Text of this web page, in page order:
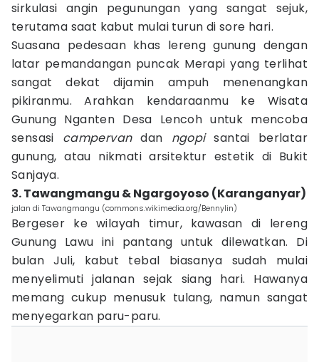
sirkulasi angin pegunungan yang sangat sejuk,
terutama saat kabut mulai turun di sore hari.
Suasana pedesaan khas lereng gunung dengan
latar pemandangan puncak Merapi yang terlihat
sangat dekat dijamin ampuh menenangkan
pikiranmu. Arahkan kendaraanmu ke Wisata
Gunung Nganten Desa Lencoh untuk mencoba
sensasi campervandan ngopisantai berlatar
gunung, atau nikmati arsitektur estetik di Bukit
Sanjaya.
3. Tawangmangu & Ngargoyoso (Karanganyar)
jalan di Tawangmangu (commons.wikimedia.org/Bennylin)
Bergeser ke wilayah timur, kawasan di lereng
Gunung Lawu ini pantang untuk dilewatkan. Di
bulan Juli, kabut tebal biasanya sudah mulai
menyelimuti jalanan sejak siang hari. Hawanya
memang cukup menusuk tulang, namun sangat
menyegarkan paru-paru.